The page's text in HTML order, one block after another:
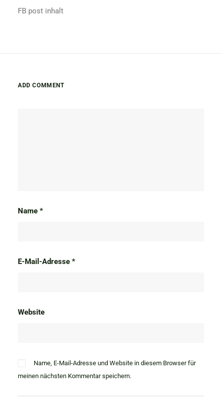
FB post inhalt
ADD COMMENT
Name *
E-Mail-Adresse *
Website
Name, E-Mail-Adresse und Website in diesem Browser für
meinen nächsten Kommentar speichern.